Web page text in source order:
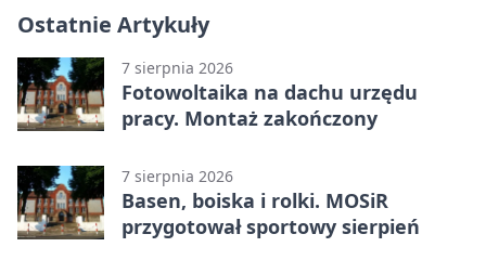
Ostatnie Artykuły
7 sierpnia 2026
Fotowoltaika na dachu urzędu
pracy. Montaż zakończony
7 sierpnia 2026
Basen, boiska i rolki. MOSiR
przygotował sportowy sierpień